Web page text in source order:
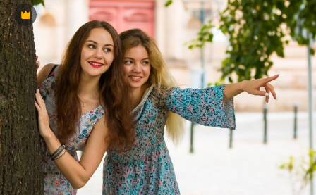
Premium